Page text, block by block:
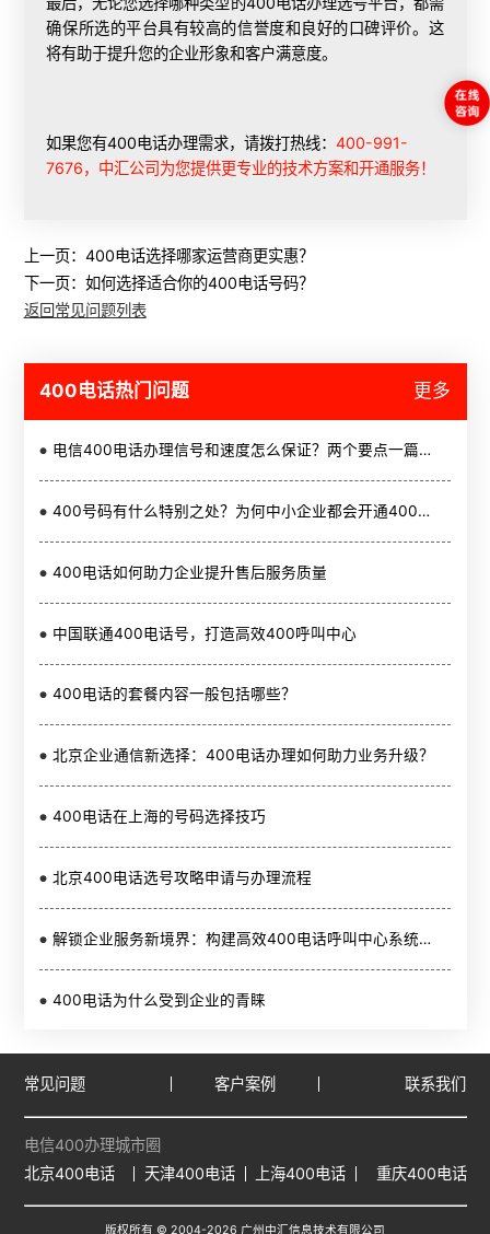
确保所选的平台具有较高的信誉度和良好的口碑评价。这
将有助于提升您的企业形象和客户满意度。
如果您有400电话办理需求，请拨打热线：400-991-
7676，中汇公司为您提供更专业的技术方案和开通服务！
上一页： 400电话选择哪家运营商更实惠？
下一页： 如何选择适合你的400电话号码？
返回常见问题列表
400电话热门问题 更多
电信400电话办理信号和速度怎么保证？两个要点一篇讲透
400号码有什么特别之处？为何中小企业都会开通400电话
400电话如何助力企业提升售后服务质量
中国联通400电话号，打造高效400呼叫中心
400电话的套餐内容一般包括哪些？
北京企业通信新选择：400电话办理如何助力业务升级？
400电话在上海的号码选择技巧
北京400电话选号攻略申请与办理流程
解锁企业服务新境界：构建高效400电话呼叫中心系统的艺术
400电话为什么受到企业的青睐
常见问题 客户案例 联系我们
电信400办理城市圈
北京400电话
天津400电话 上海400电话 重庆400电话
版权所有 © 2004-2026 广州中汇信息技术有限公司